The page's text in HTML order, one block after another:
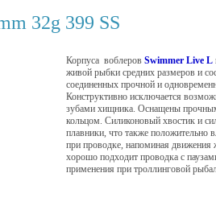
32g 399 SS
Корпуса воблеров Swimmer Live L
живой рыбки средних размеров и
соединенных прочной и
Конструктивно исключается
зубами хищника. Оснащены
кольцом. Силиконовый хвостик и
плавники, что также положительно
при проводке, напоминая движения
хорошо подходит проводка с
применения при троллинговой